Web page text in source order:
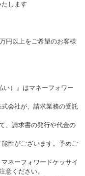
します
円以上をご希望のお客様
い）』はマネーフォワー
会社が、請求業務の受託
、請求書の発行や代金の
性がございます。予めご
ネーフォワードケッサイ
意ください。